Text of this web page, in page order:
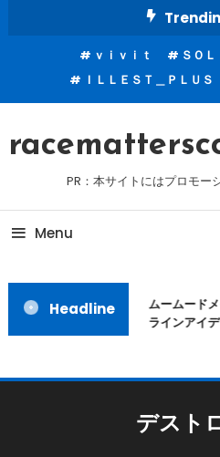
ｖｉｖｉｔ ＳＯＬ
ＩＬＬＥＳＴ＿ＰＬＵＳ
PR：本サイトにはプロモー
Menu
Headline
ムームード
ラインアイ
デスト